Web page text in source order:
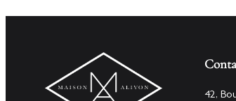
42,